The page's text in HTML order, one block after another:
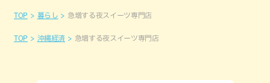
TOP 暮らし 急増する夜スイーツ専門店
TOP 沖縄経済 急増する夜スイーツ専門店